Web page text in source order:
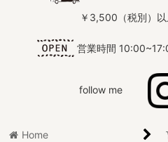
￥3,500（税別）以上の
営業時間
follow me
Home